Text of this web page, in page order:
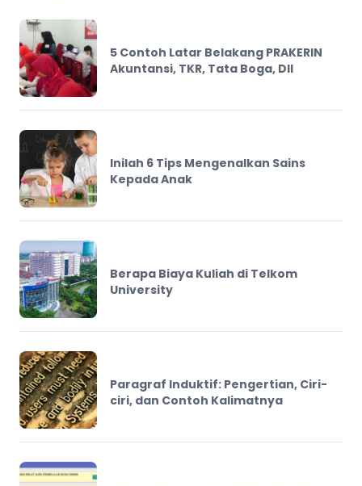
5 Contoh Latar Belakang PRAKERIN
Akuntansi, TKR, Tata Boga, Dll
Inilah 6 Tips Mengenalkan Sains
Kepada Anak
Berapa Biaya Kuliah di Telkom
University
Paragraf Induktif: Pengertian, Ciri-
ciri, dan Contoh Kalimatnya